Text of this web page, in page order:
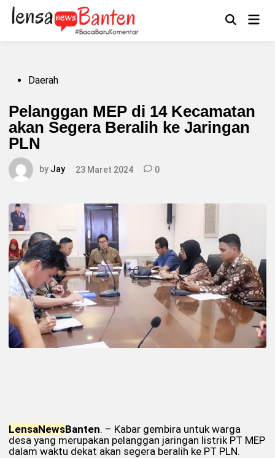
Skip
content
OpenMain
PostedDaerah
Pelanggan MEP di 14 Kecamatan
akan Segera Beralih ke Jaringan
PLN
by Jay 23 Maret 2024 0
LensaNewsBanten. – Kabar gembira untuk warga
desa yang merupakan pelanggan jaringan listrik PT MEP
dalam waktu dekat akan segera beralih ke PT PLN.